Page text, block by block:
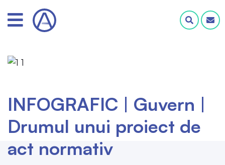
INFOGRAFIC | Guvern |
Drumul unui proiect de
act normativ